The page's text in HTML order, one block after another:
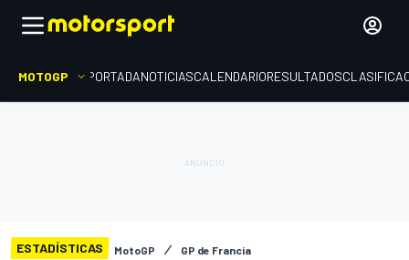
MOTOGP PORTADANOTICIASCALENDARIORESULTADOS
ESTADÍSTICAS MotoGP GP de Francia